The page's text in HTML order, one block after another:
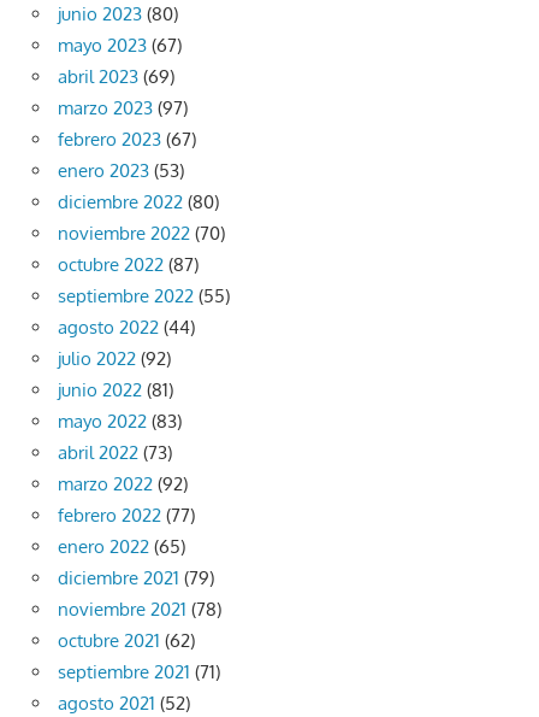
junio 2023 (80)
mayo 2023 (67)
abril 2023 (69)
marzo 2023 (97)
febrero 2023 (67)
enero 2023 (53)
diciembre 2022 (80)
noviembre 2022 (70)
octubre 2022 (87)
septiembre 2022 (55)
agosto 2022 (44)
julio 2022 (92)
junio 2022 (81)
mayo 2022 (83)
abril 2022 (73)
marzo 2022 (92)
febrero 2022 (77)
enero 2022 (65)
diciembre 2021 (79)
noviembre 2021 (78)
octubre 2021 (62)
septiembre 2021 (71)
agosto 2021 (52)